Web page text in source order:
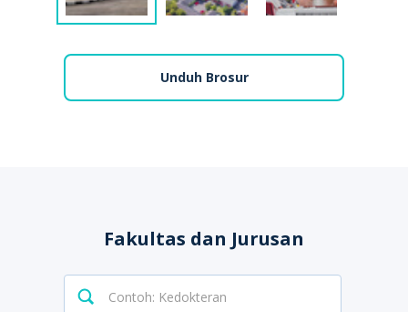
Unduh Brosur
Fakultas dan Jurusan